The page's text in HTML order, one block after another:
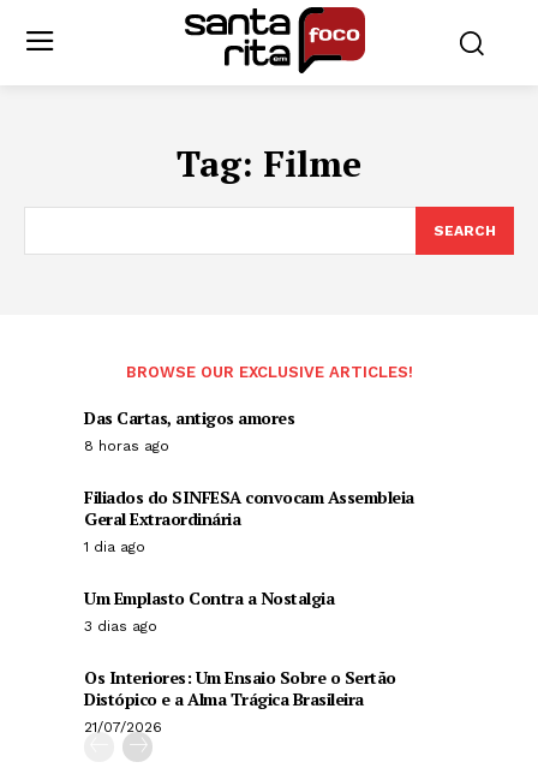
Tag: Filme
SEARCH
BROWSE OUR EXCLUSIVE ARTICLES!
Das Cartas, antigos amores
8 horas ago
Filiados do SINFESA convocam Assembleia
Geral Extraordinária
1 dia ago
Um Emplasto Contra a Nostalgia
3 dias ago
Os Interiores: Um Ensaio Sobre o Sertão
Distópico e a Alma Trágica Brasileira
21/07/2026